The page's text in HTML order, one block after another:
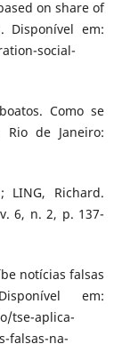
on share of
Disponível em:
social-
Como se
de Janeiro:
LING, Richard.
6, n. 2, p. 137-
notícias falsas
em:
tse-aplica-
falsas-na-